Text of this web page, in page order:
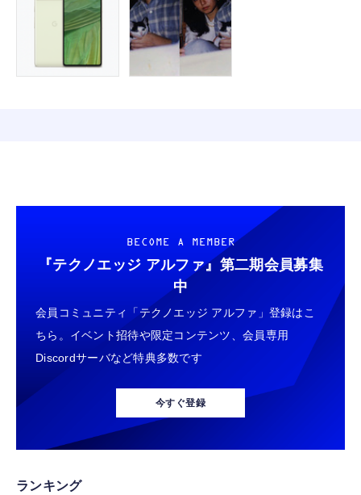
BECOME A MEMBER
『テクノエッジ アルファ』 第二期会員募集
中
会員コミュニティ「テクノエッジ アルファ」登録はこ
ちら。イベント招待や限定コンテンツ、会員専用
Discordサーバなど特典多数です
今すぐ登録
ランキング